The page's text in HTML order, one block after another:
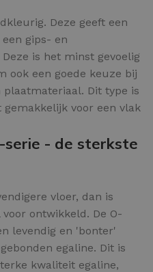
Deze geeft een
gips- en
is het minst gevoelig
ook een goede keuze bij
Dit type is
voor een vlak
serie - de sterkste
vloer, dan is
ontwikkeld. De O-
levendig en 'bonter'
egaline. Dit is
kwaliteit egaline,